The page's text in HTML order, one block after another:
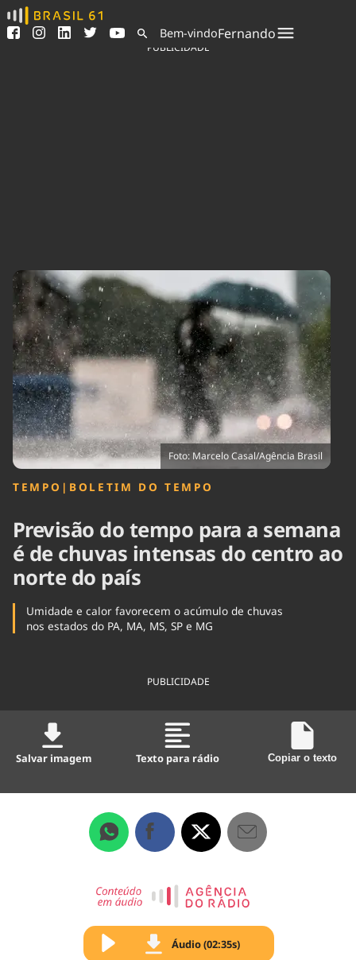
Ver todas as notícias
Podcasts
Indicadores
Agronegócios
Brasil
Brasil Mineral
Ciência &
Tecnologia
Cinema
Comportamento
Cultura
Economia
Educação
Infraestrutura
Internacional
Meio Ambiente
Podcast
Política
Saúde
Tempo
Bem-vindoFernando
PUBLICIDADE
Foto: Marcelo Casal/Agência Brasil
TEMPO | BOLETIM DO TEMPO
Previsão do tempo para a semana
é de chuvas intensas do centro ao
norte do país
Umidade e calor favorecem o acúmulo de chuvas
nos estados do PA, MA, MS, SP e MG
PUBLICIDADE
Salvar imagem Texto para rádio Copiar o texto
Áudio (02:35s)